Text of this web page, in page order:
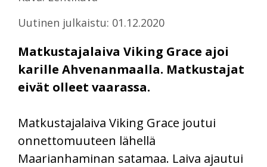
Uutinen julkaistu: 01.12.2020
Matkustajalaiva Viking Grace ajoi
karille Ahvenanmaalla. Matkustajat
eivät olleet vaarassa.
Matkustajalaiva Viking Grace joutui
onnettomuuteen lähellä
Maarianhaminan satamaa. Laiva ajautui